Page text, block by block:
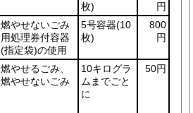
枚)
円
燃やせないごみ
用処理券付容器
(指定袋)の使用
5号容器(10
枚)
800
円
燃やせるごみ、
燃やせないごみ
10キログラ
ムまでごと
に
50円